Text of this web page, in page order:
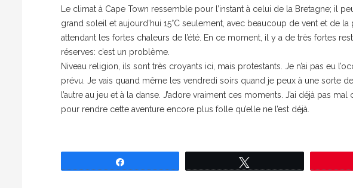
Le climat à Cape Town ressemble pour l’instant à celui de la Bretagne; il
grand soleil et aujourd’hui 15°C seulement, avec beaucoup de vent et de
attendant les fortes chaleurs de l’été. En ce moment, il y a de très fortes
réserves: c’est un problème.
Niveau religion, ils sont très croyants ici, mais protestants. Je n’ai pas eu
prévu. Je vais quand même les vendredi soirs quand je peux à une sorte
l’autre au jeu et à la danse. J’adore vraiment ces moments. J’ai déjà pas
pour rendre cette aventure encore plus folle qu’elle ne l’est déjà.